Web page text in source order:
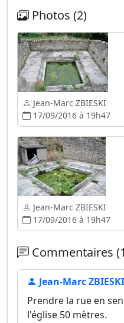
Photos (2)
Jean-Marc ZBIESKI
17/09/2016 à 19h47
Jean-Marc ZBIESKI
17/09/2016 à 19h47
Commentaires
Jean-Marc ZBIESKI
Prendre la rue en
l'église 50 mètres.